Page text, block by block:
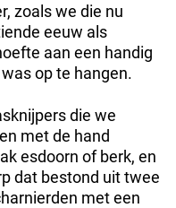
zoals we die nu
eeuw als
aan een handig
op te hangen.
die we
met de hand
esdoorn of berk, en
dat bestond uit twee
met een